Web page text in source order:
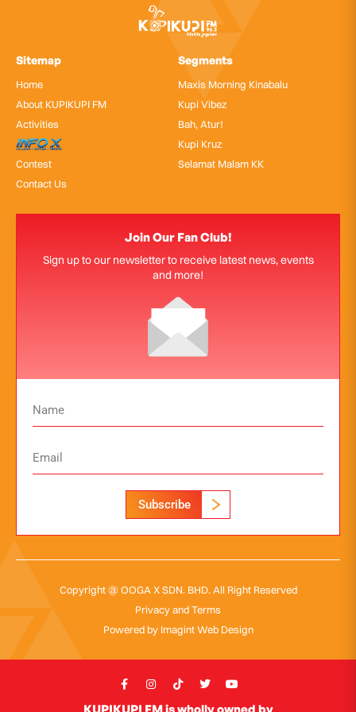
Sitemap
Home
About KUPIKUPI FM
Activities
InfoX
Contest
Contact Us
Segments
Maxis Morning Kinabalu
Kupi Vibez
Bah, Atur!
Kupi Kruz
Selamat Malam KK
Join Our Fan Club!
Sign up to our newsletter to receive latest news, events
and more!
Subscribe
Copyright @ OOGA X SDN. BHD. All Right Reserved
Privacy and Terms
Powered by Imagint Web Design